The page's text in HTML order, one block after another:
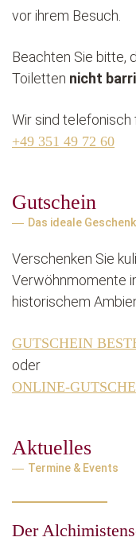
vor ihrem Besuch.
Beachten Sie bitte,
Toiletten nicht
Wir sind telefonisch
+49 351 49 72 60
Gutschein
Das ideale Geschenk
Verschenken Sie
Verwöhnmomente
historischem
GUTSCHEIN
oder
ONLINE-
Aktuelles
Termine & Events
Der